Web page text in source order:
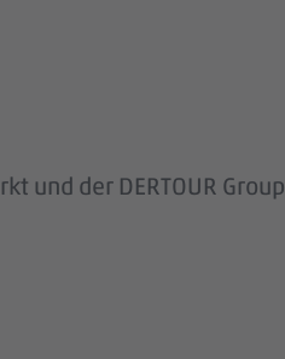
und der DERTOUR Group